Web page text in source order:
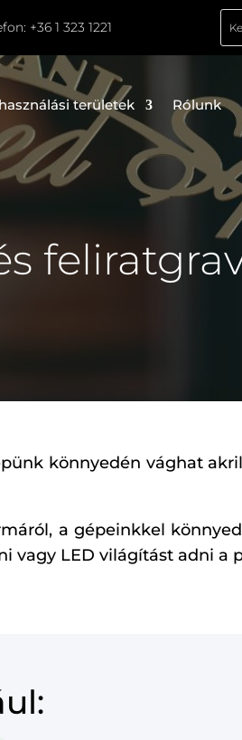
+36 1 323 1221
területek Rólunk
könnyedén vághat
a gépeinkkel
vagy LED világítást adni a